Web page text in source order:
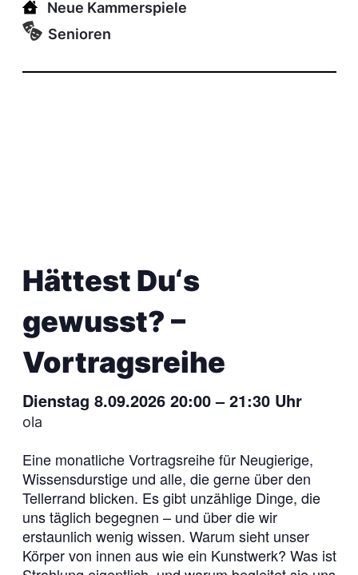
Neue Kammerspiele
Senioren
Hättest Du‘s
gewusst? –
Vortragsreihe
Dienstag 8.09.2026 20:00–21:30Uhr
ola
Eine monatliche Vortragsreihe für Neugierige,
Wissensdurstige und alle, die gerne über den
Tellerrand blicken. Es gibt unzählige Dinge, die
uns täglich begegnen – und über die wir
erstaunlich wenig wissen. Warum sieht unser
Körper von innen aus wie ein Kunstwerk? Was ist